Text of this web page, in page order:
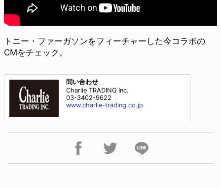
トニー・ファーガソンをフィーチャーした今コラボの
CMをチェック。
問い合わせ
Charlie TRADING Inc.
03-3402-9622
www.charlie-trading.co.jp